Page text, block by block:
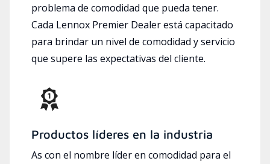
problema de comodidad que pueda tener.
Cada Lennox Premier Dealer está capacitado
para brindar un nivel de comodidad y servicio
que supere las expectativas del cliente.
Productos líderes en la industria
As con el nombre líder en comodidad para el